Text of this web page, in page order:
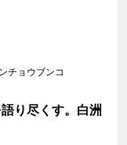
チョウブンコ
り尽くす。白洲